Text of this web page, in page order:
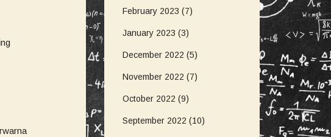
February 2023 (7)
January 2023 (3)
December 2022 (5)
November 2022 (7)
October 2022 (9)
September 2022 (10)